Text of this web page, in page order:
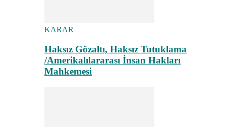
KARAR
Haksız Gözaltı, Haksız Tutuklama
/Amerikalılararası İnsan Hakları
Mahkemesi